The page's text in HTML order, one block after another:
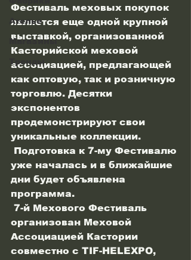
Ателье
Магазины
Тренды
Фестиваль меховых покупок
является еще одной крупной
выставкой, организованной
Касторийской меховой
ассоциацией, предлагающей
как оптовую, так и розничную
торговлю. Десятки
экспонентов
продемонстрируют свои
уникальные коллекции.
уже началась и в ближайшие
дни будет объявлена ​​
программа.
организован Меховой
Ассоциацией Кастории
совместно с TIF-HELEXPO,